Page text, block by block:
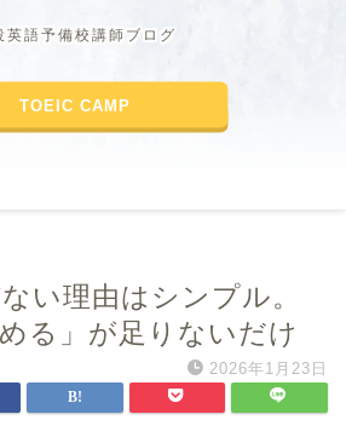
英語予備校講師ブログ
TOEIC CAMP
い理由はシンプル。
る」が足りないだけ
2026年1月23日